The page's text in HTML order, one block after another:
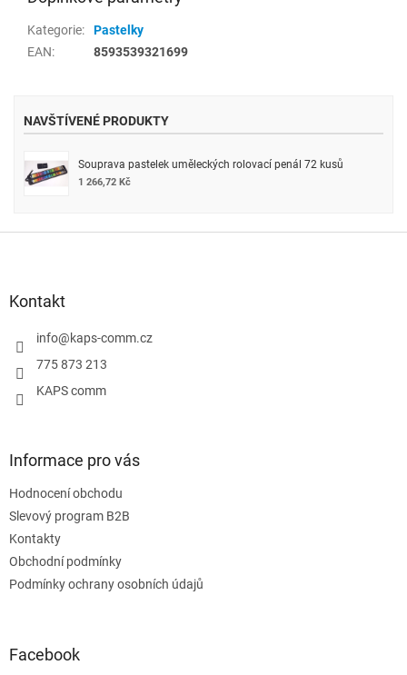
Kategorie:
Pastelky
EAN: 8593539321699
NAVŠTÍVENÉ PRODUKTY
Souprava pastelek uměleckých rolovací penál 72 kusů
1 266,72 Kč
Kontakt
info@kaps-comm.cz
775 873 213
KAPS comm
Informace pro vás
Hodnocení obchodu
Slevový program B2B
Kontakty
Obchodní podmínky
Podmínky ochrany osobních údajů
Facebook